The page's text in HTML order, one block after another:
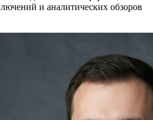
и аналитических обзоров